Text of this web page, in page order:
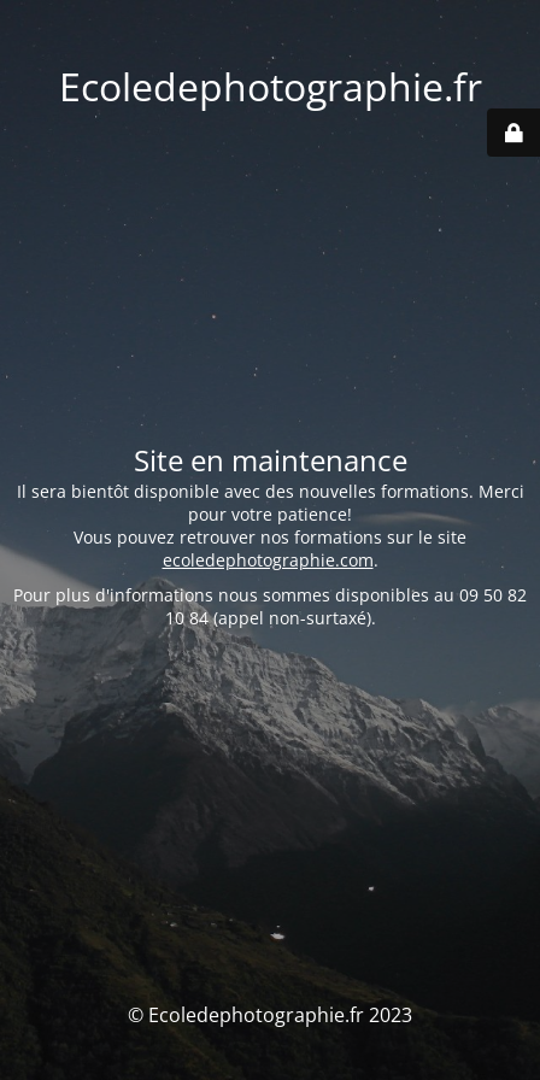
Ecoledephotographie.fr
Site en maintenance
Il sera bientôt disponible avec des nouvelles formations. Merci
pour votre patience!
Vous pouvez retrouver nos formations sur le site
ecoledephotographie.com.
Pour plus d'informations nous sommes disponibles au 09 50 82
10 84 (appel non-surtaxé).
© Ecoledephotographie.fr 2023